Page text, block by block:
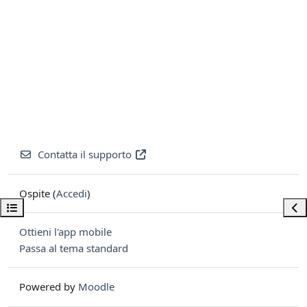
Apri indice del corso
Contatta il supporto
Ospite (Accedi)
Ottieni l'app mobile
Passa al tema standard
Powered by Moodle